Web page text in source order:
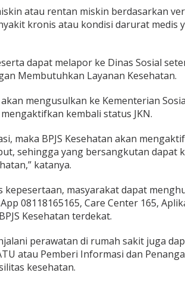
atau rentan miskin berdasarkan
kronis atau kondisi darurat medis
dapat melapor ke Dinas Sosial
Membutuhkan Layanan Kesehatan.
mengusulkan ke Kementerian
kembali status JKN.
maka BPJS Kesehatan akan
sehingga yang bersangkutan dapat
katanya.
kepesertaan, masyarakat dapat
08118165165, Care Center 165,
Kesehatan terdekat.
perawatan di rumah sakit juga
atau Pemberi Informasi dan
kesehatan.